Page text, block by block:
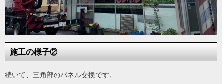
施工の様子②
続いて、三角部のパネル交換です。